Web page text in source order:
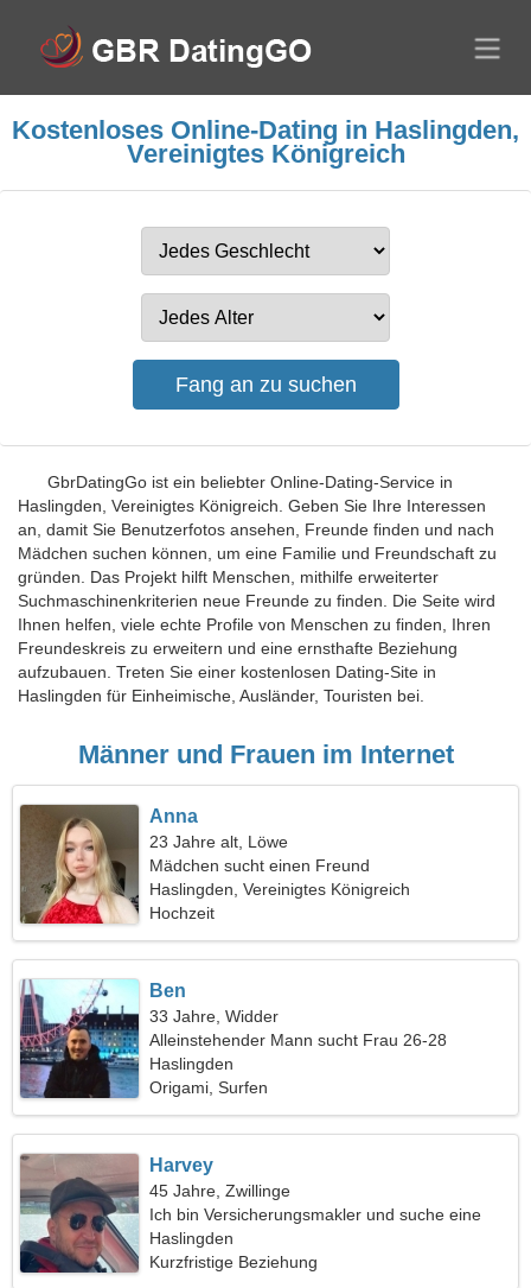
Kostenloses Online-Dating in Haslingden,
Vereinigtes Königreich
GbrDatingGo ist ein beliebter Online-Dating-Service in
Haslingden, Vereinigtes Königreich. Geben Sie Ihre Interessen
an, damit Sie Benutzerfotos ansehen, Freunde finden und nach
Mädchen suchen können, um eine Familie und Freundschaft zu
gründen. Das Projekt hilft Menschen, mithilfe erweiterter
Suchmaschinenkriterien neue Freunde zu finden. Die Seite wird
Ihnen helfen, viele echte Profile von Menschen zu finden, Ihren
Freundeskreis zu erweitern und eine ernsthafte Beziehung
aufzubauen. Treten Sie einer kostenlosen Dating-Site in
Haslingden für Einheimische, Ausländer, Touristen bei.
Männer und Frauen im Internet
Anna
23 Jahre alt, Löwe
Mädchen sucht einen Freund
Haslingden, Vereinigtes Königreich
Hochzeit
Ben
33 Jahre, Widder
Alleinstehender Mann sucht Frau 26-28
Haslingden
Origami, Surfen
Harvey
45 Jahre, Zwillinge
Ich bin Versicherungsmakler und suche eine
schlanke Frau
Haslingden
Kurzfristige Beziehung